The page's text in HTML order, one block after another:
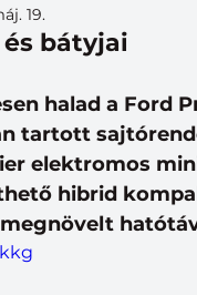
19.
bátyjai
halad a Ford
tartott
elektromos
hibrid